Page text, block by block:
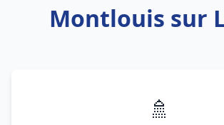
Montlouis sur
🚿